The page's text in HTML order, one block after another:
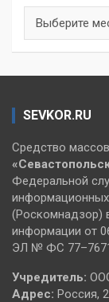
SEVKOR.RU
Средство
Федеральной
(Роскомнадзор)
информации от
ЭЛ № ФС
Учредитель:
Адрес: Россия,